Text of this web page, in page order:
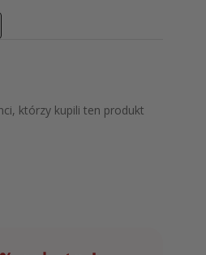
którzy kupili ten produkt